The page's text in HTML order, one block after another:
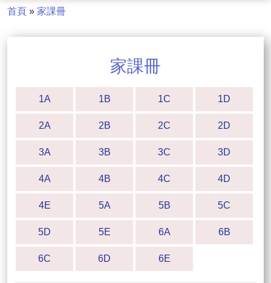
首頁 » 家課冊
家課冊
1A 1B 1C 1D
2A 2B 2C 2D
3A 3B 3C 3D
4A 4B 4C 4D
4E 5A 5B 5C
5D 5E 6A 6B
6C 6D 6E